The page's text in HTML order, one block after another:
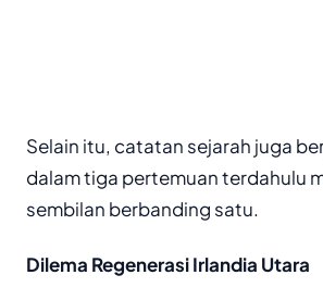
Selain itu, catatan sejarah juga
dalam tiga pertemuan terdahulu
sembilan berbanding satu.
Dilema Regenerasi Irlandia Utara